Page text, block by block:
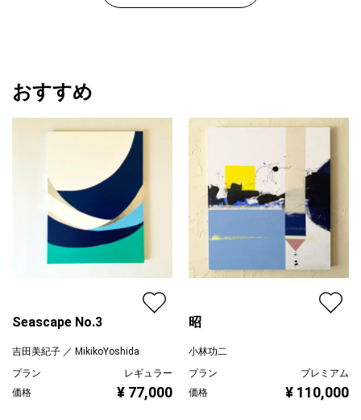
おすすめ
Seascape No.3
吉田美紀子 ／ MikikoYoshida
プラン
レギュラー
価格
¥ 77,000
昭
小林功二
プラン
プレミアム
価格
¥ 110,000